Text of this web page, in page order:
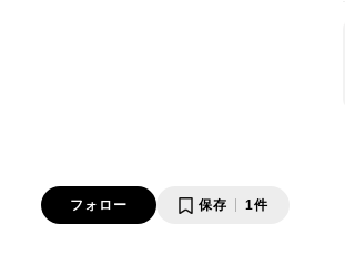
フォロー 保存 1件